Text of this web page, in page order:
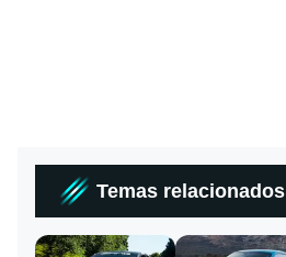
Temas relacionados